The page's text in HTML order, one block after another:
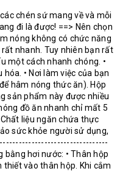
chén sứ mang về và mỗi
đi là được! ==> Nên chọn
nóng không có chức năng
nhanh. Tuy nhiên bạn rất
một cách nhanh chóng. •
• Nơi làm việc của bạn
hâm nóng thức ăn). Hộp
sản phẩm này được nhiều
đồ ăn nhanh chỉ mất 5
liệu ngăn chứa thực
sức khỏe người sử dụng,
bằng hơi nước: • Thân hộp
thiết vào thân hộp. Khi cắm